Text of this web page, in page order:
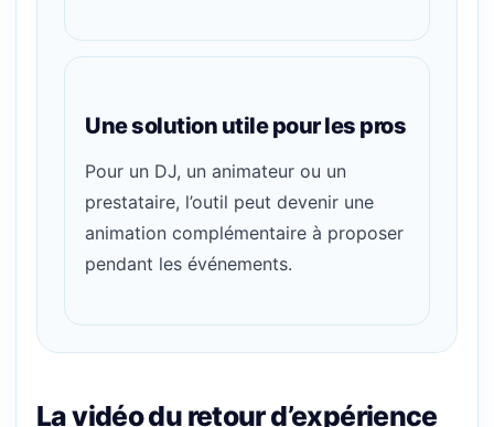
Une solution utile pour les pros
Pour un DJ, un animateur ou un
prestataire, l’outil peut devenir une
animation complémentaire à proposer
pendant les événements.
La vidéo du retour d’expérience